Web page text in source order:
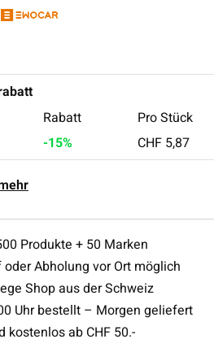
Rabatt
Pro Stück
-15%
CHF 5,87
Produkte + 50 Marken
oder Abholung vor Ort möglich
Shop aus der Schweiz
Uhr bestellt – Morgen geliefert
kostenlos ab CHF 50.-